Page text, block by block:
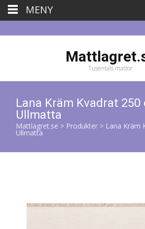
Tusentals mattor
Lana Kräm Kvadrat 250
Ullmatta
Mattlagret.se > Produkter > Lana Kräm
Ullmatta
MENY